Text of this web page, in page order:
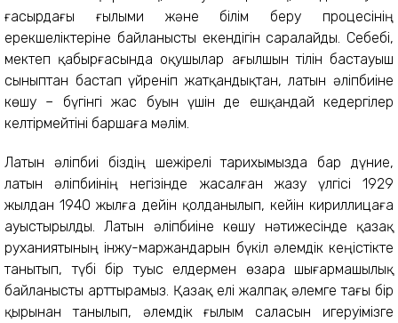
ғасырдағы ғылыми және білім беру процесінің
ерекшеліктеріне байланысты екендігін саралайды. Себебі,
мектеп қабырғасында оқушылар ағылшын тілін бастауыш
сыныптан бастап үйреніп жатқандықтан, латын әліпбиіне
көшу – бүгінгі жас буын үшін де ешқандай кедергілер
келтірмейтіні баршаға мәлім.
Латын әліпбиі біздің шежірелі тарихымызда бар дүние,
латын әліпбиінің негізінде жасалған жазу үлгісі 1929
жылдан 1940 жылға дейін қолданылып, кейін кириллицаға
ауыстырылды. Латын әліпбиіне көшу нәтижесінде қазақ
руханиятының інжу-маржандарын бүкіл әлемдік кеңістікте
танытып, түбі бір туыс елдермен өзара шығармашылық
байланысты арттырамыз. Қазақ елі жалпақ әлемге тағы бір
қырынан танылып, әлемдік ғылым саласын игеруімізге